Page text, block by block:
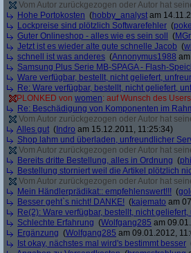
Vom Autor zurückgezogen oder Autor hat
Hohe Portokosten (hobby_analyst am
Lockpreise sind plötzlich Softwarefehler (
Guter Onlineshop - alles wie es sein soll
(
Jetzt ist es wieder alte gute schnelle Jacob (
schnell ist was anderes (Annonymus1988
Samsung Plus Serie MB-SPAGA - Flash-
Ware verfügbar, bestellt, nicht geliefert,
Re: Ware verfügbar, bestellt, nicht geliefert,
PLONKED von women: auf Wunsch des
Re: Beschädigung von Komponenten im
Vom Autor zurückgezogen oder Autor hat
Alles gut ( Indro am 15.12.2011, 11:25:34)
Shop lahm und überladen, unfreundlicher
Vom Autor zurückgezogen oder Autor hat
Bereits dritte Bestellung, alles in Ordnung (
Bestellung storniert weil die Artikel plötzlich
Vom Autor zurückgezogen oder Autor hat
Mein Händlerprädikat:: empfehlenswert!!! (
Besser geht`s nicht! DANKE! (kajemato am
Re(2): Ware verfügbar, bestellt, nicht
Schlechte Erfahrung (Wolfgang285 am
Ergänzung (Wolfgang285 am 09.01.2012,
Ist okay, nächstes mal wird's bestimmt besser